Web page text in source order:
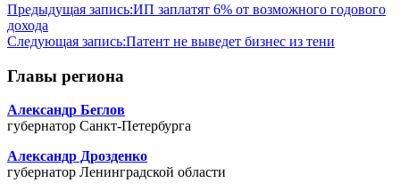
Предыдущая запись:ИП заплатят 6% от возможного годового
дохода
Следующая запись:Патент не выведет бизнес из тени
Главы региона
Александр Беглов
губернатор Санкт-Петербурга
Александр Дрозденко
губернатор Ленинградской области